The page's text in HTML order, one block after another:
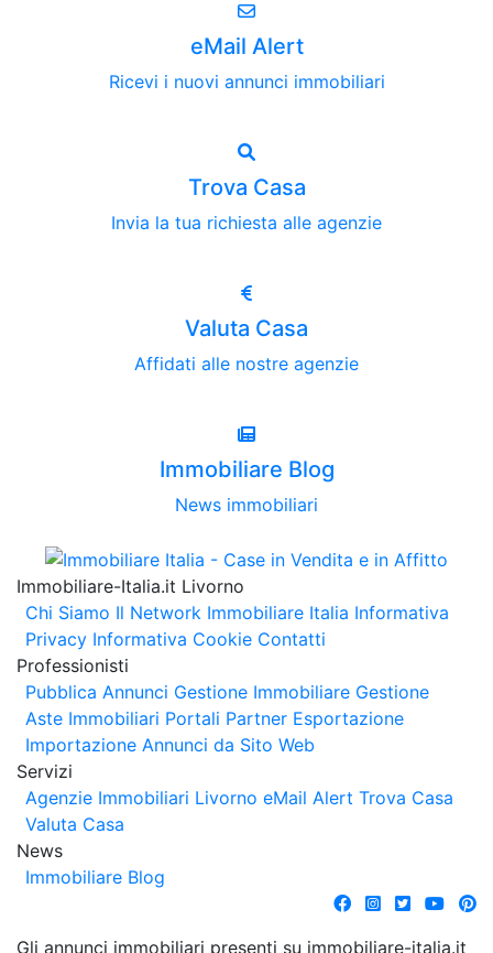
eMail Alert
Ricevi i nuovi annunci immobiliari
Trova Casa
Invia la tua richiesta alle agenzie
Valuta Casa
Affidati alle nostre agenzie
Immobiliare Blog
News immobiliari
Immobiliare-Italia.it Livorno
Chi Siamo Il Network Immobiliare Italia Informativa
Privacy Informativa Cookie Contatti
Professionisti
Pubblica Annunci Gestione Immobiliare Gestione
Aste Immobiliari Portali Partner Esportazione
Importazione Annunci da Sito Web
Servizi
Agenzie Immobiliari Livorno eMail Alert Trova Casa
Valuta Casa
News
Immobiliare Blog
Gli annunci immobiliari presenti su immobiliare-italia.it